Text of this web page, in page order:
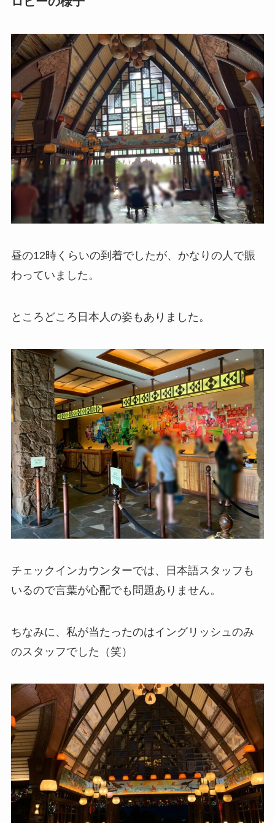
昼の12時くらいの到着でしたが、かなりの人で賑
わっていました。
ところどころ日本人の姿もありました。
チェックインカウンターでは、日本語スタッフも
いるので言葉が心配でも問題ありません。
ちなみに、私が当たったのはイングリッシュのみ
のスタッフでした（笑）